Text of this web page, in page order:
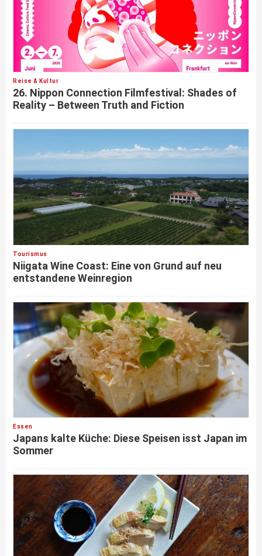
Reise & Kultur
26. Nippon Connection Filmfestival: Shades of
Reality – Between Truth and Fiction
Tourismus
Niigata Wine Coast: Eine von Grund auf neu
entstandene Weinregion
Essen
Japans kalte Küche: Diese Speisen isst Japan im
Sommer